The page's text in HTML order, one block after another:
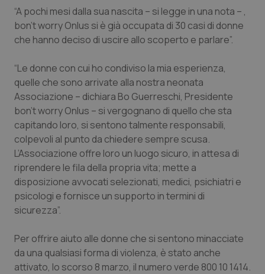
Piemonte
Provincia Autonoma di Bolzano
Provincia Autonoma di Trento
Puglia
Sardegna
Sicilia
Toscana
Valle D’Aosta
HIV
Infezioni & Febbre
Ipertensione & Scompenso
Malattie rare
Malattia di Crohn & Rettocolite Ulcerosa
Neuroscienze & patologie neurodegenerative
Obesità
Oncodermatologia
“A pochi mesi dalla sua nascita – si legge in una nota – ,
bon’t worry Onlus si è già occupata di 30 casi di donne
che hanno deciso di uscire allo scoperto e parlare”.
“Le donne con cui ho condiviso la mia esperienza,
quelle che sono arrivate alla nostra neonata
Associazione – dichiara Bo Guerreschi, Presidente
bon’t worry Onlus – si vergognano di quello che sta
capitando loro, si sentono talmente responsabili,
colpevoli al punto da chiedere sempre scusa.
L’Associazione offre loro un luogo sicuro, in attesa di
riprendere le fila della propria vita; mette a
disposizione avvocati selezionati, medici, psichiatri e
psicologi e fornisce un supporto in termini di
sicurezza”.
Per offrire aiuto alle donne che si sentono minacciate
da una qualsiasi forma di violenza, è stato anche
attivato, lo scorso 8 marzo, il numero verde 800 10 1414.